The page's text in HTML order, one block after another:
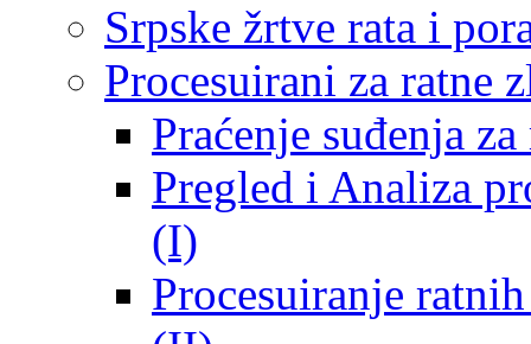
Srpske žrtve rata i
Procesuirani za ratne
Praćenje suđenja
Pregled i Analiza
(I)
Procesuiranje